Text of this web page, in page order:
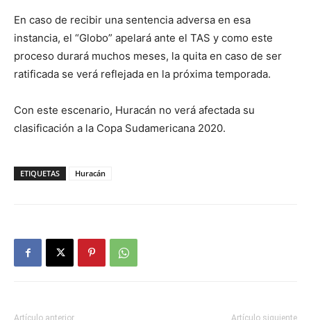
En caso de recibir una sentencia adversa en esa
instancia, el “Globo” apelará ante el TAS y como este
proceso durará muchos meses, la quita en caso de ser
ratificada se verá reflejada en la próxima temporada.
Con este escenario, Huracán no verá afectada su
clasificación a la Copa Sudamericana 2020.
ETIQUETAS Huracán
Artículo anterior Artículo siguiente